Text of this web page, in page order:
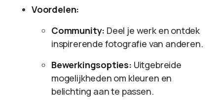
Voordelen:
Community: Deel je werk en ontdek
inspirerende fotografie van anderen.
Bewerkingsopties: Uitgebreide
mogelijkheden om kleuren en
belichting aan te passen.